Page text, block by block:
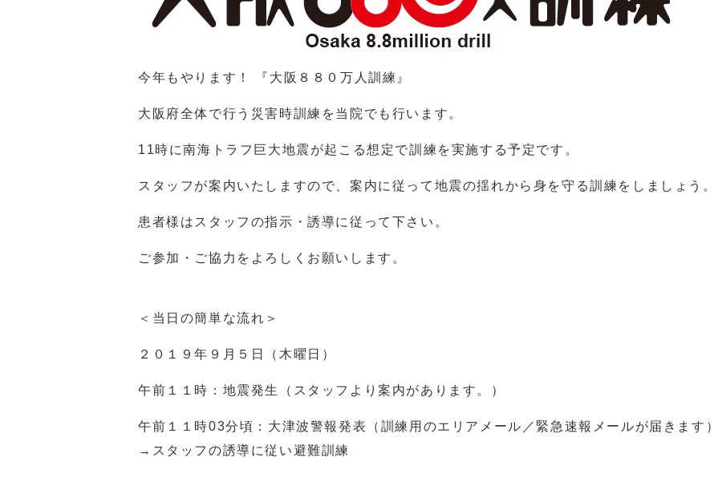
今年もやります！ 『大阪８８０万人訓練』
大阪府全体で行う災害時訓練を当院でも行います。
11時に南海トラフ巨大地震が起こる想定で訓練を実施する予定です。
スタッフが案内いたしますので、案内に従って地震の揺れから身を守る訓練をしましょう。
患者様はスタッフの指示・誘導に従って下さい。
ご参加・ご協力をよろしくお願いします。
＜当日の簡単な流れ＞
２０１９年９月５日（木曜日）
午前１１時：地震発生（スタッフより案内があります。）
午前１１時03分頃：大津波警報発表（訓練用のエリアメール／緊急速報メールが届きます）
→スタッフの誘導に従い避難訓練